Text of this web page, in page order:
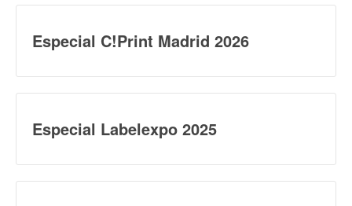
Especial C!Print Madrid 2026
Especial Labelexpo 2025